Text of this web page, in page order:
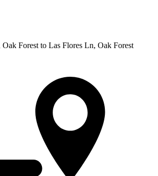
Forest to Las Flores Ln, Oak Forest